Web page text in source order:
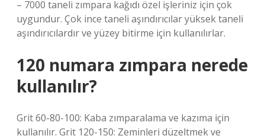
– 7000 taneli zımpara kağıdı özel işleriniz için çok
uygundur. Çok ince taneli aşındırıcılar yüksek taneli
aşındırıcılardır ve yüzey bitirme için kullanılırlar.
120 numara zımpara nerede
kullanılır?
Grit 60-80-100: Kaba zımparalama ve kazıma için
kullanılır. Grit 120-150: Zeminleri düzeltmek ve